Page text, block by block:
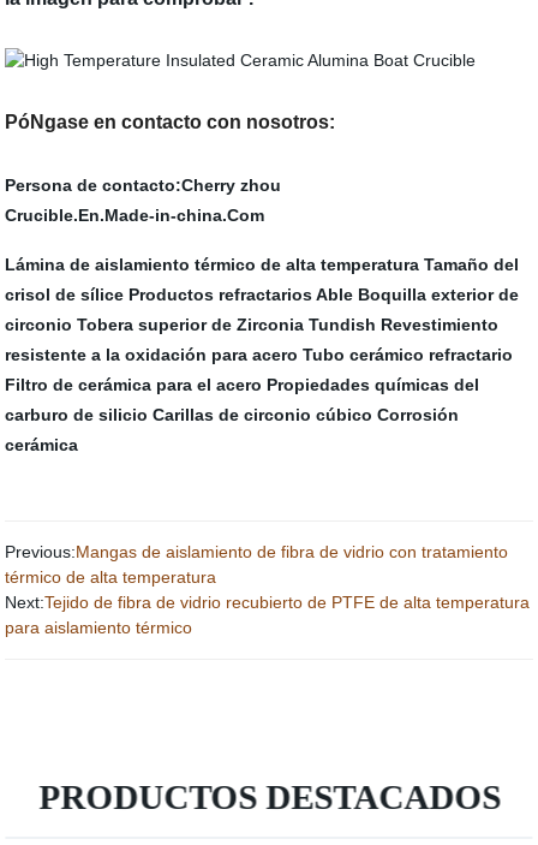
PóNgase en contacto con nosotros:
Persona de contacto:Cherry zhou
Crucible.En.Made-in-china.Com
Lámina de aislamiento térmico de alta temperatura Tamaño del
crisol de sílice Productos refractarios Able Boquilla exterior de
circonio Tobera superior de Zirconia Tundish Revestimiento
resistente a la oxidación para acero Tubo cerámico refractario
Filtro de cerámica para el acero Propiedades químicas del
carburo de silicio Carillas de circonio cúbico Corrosión
cerámica
Previous:Mangas de aislamiento de fibra de vidrio con tratamiento
térmico de alta temperatura
Next:Tejido de fibra de vidrio recubierto de PTFE de alta temperatura
para aislamiento térmico
PRODUCTOS DESTACADOS